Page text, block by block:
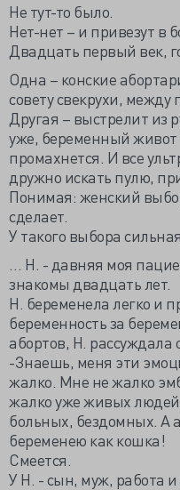
Не тут-то было.
Нет-нет – и привезут в
Двадцать первый век,
Одна – конские
совету свекрухи, между
Другая – выстрелит из
уже, беременный живот
промахнется. И все
дружно искать пулю,
Понимая: женский
сделает.
У такого выбора
… Н. - давняя моя
знакомы двадцать лет.
Н. беременела легко и
беременность за
абортов, Н. рассуждала
-Знаешь, меня эти
жалко. Мне не жалко
жалко уже живых
больных, бездомных. А
беременею как кошка!
Смеется.
У Н. - сын, муж, работа и